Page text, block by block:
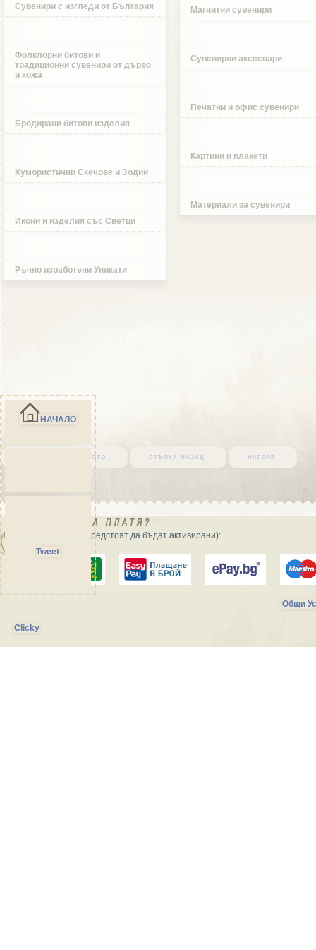
Сувенири с изгледи от България
Фолклорни битови и
традиционни сувенири от дърво
и кожа
Бродирани битови изделия
Хумористични Скечове и Зодии
Икони и изделия със Светци
Ръчно изработени Уникати
Магнитни сувенири
Сувенирни аксесоари
Печатни и офис сувенири
Картини и плакети
Материали за сувенири
върни се в началото стъпка назад нагоре
Начини на плащане (предстоят да бъдат активирани):
Общи
Clicky
НАЧАЛО
Tweet